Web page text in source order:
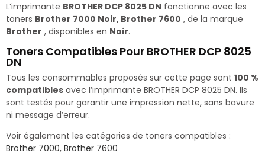
L’imprimante BROTHER DCP 8025 DN fonctionne avec les
toners Brother 7000 Noir, Brother 7600 , de la marque
Brother , disponibles en Noir.
Toners Compatibles Pour BROTHER DCP 8025
DN
Tous les consommables proposés sur cette page sont 100 %
compatibles avec l’imprimante BROTHER DCP 8025 DN. Ils
sont testés pour garantir une impression nette, sans bavure
ni message d’erreur.
Voir également les catégories de toners compatibles :
Brother 7000, Brother 7600